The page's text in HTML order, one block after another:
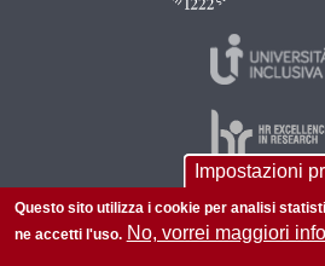
© 2026 Università di Padova - Tutti
Impostazioni
Questo sito utilizza i cookie per analisi
ne accetti l'uso. No, vorrei maggiori